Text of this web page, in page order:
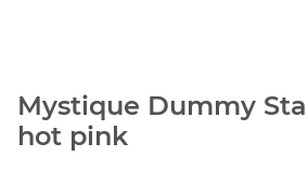
Mystique Dummy
hot pink